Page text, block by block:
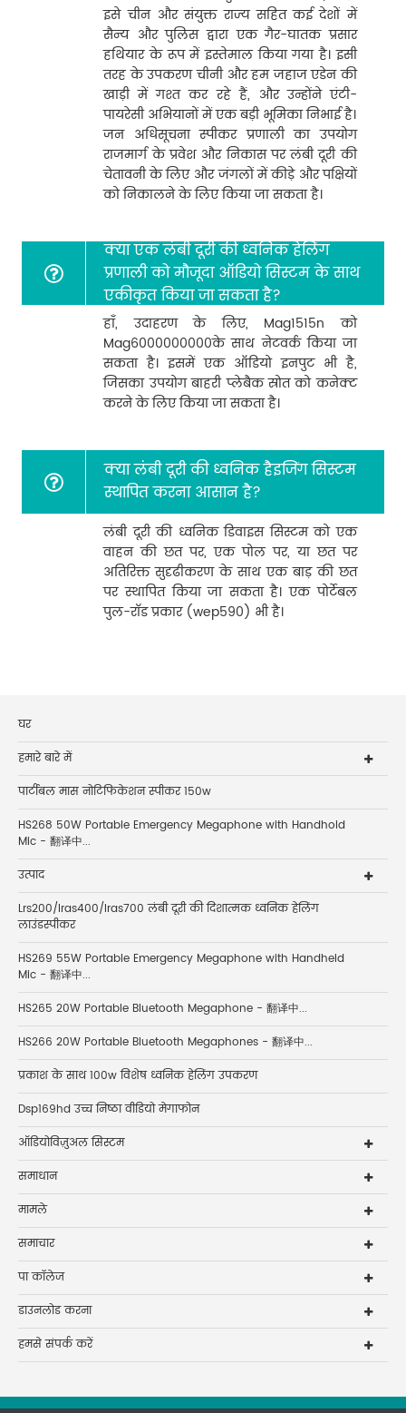
इसे चीन और संयुक्त राज्य सहित कई देशों में
सैन्य और पुलिस द्वारा एक गैर-घातक प्रसार
हथियार के रूप में इस्तेमाल किया गया है। इसी
तरह के उपकरण चीनी और हम जहाज एडेन की
खाड़ी में गश्त कर रहे हैं, और उन्होंने एंटी-
पायरेसी अभियानों में एक बड़ी भूमिका निभाई है।
जन अधिसूचना स्पीकर प्रणाली का उपयोग
राजमार्ग के प्रवेश और निकास पर लंबी दूरी की
चेतावनी के लिए और जंगलों में कीड़े और पक्षियों
को निकालने के लिए किया जा सकता है।
क्या एक लंबी दूरी की ध्वनिक हेलिंग
प्रणाली को मौजूदा ऑडियो सिस्टम के साथ
एकीकृत किया जा सकता है?
हाँ, उदाहरण के लिए, Mag1515n को
Mag6000000000के साथ नेटवर्क किया जा
सकता है। इसमें एक ऑडियो इनपुट भी है,
जिसका उपयोग बाहरी प्लेबैक स्रोत को कनेक्ट
करने के लिए किया जा सकता है।
क्या लंबी दूरी की ध्वनिक हैइजिंग सिस्टम
स्थापित करना आसान है?
लंबी दूरी की ध्वनिक डिवाइस सिस्टम को एक
वाहन की छत पर, एक पोल पर, या छत पर
अतिरिक्त सुदृढीकरण के साथ एक बाड़ की छत
पर स्थापित किया जा सकता है। एक पोर्टेबल
पुल-रॉड प्रकार (wep590) भी है।
घर
हमारे बारे में
पार्टीबल मास नोटिफिकेशन स्पीकर 150w
HS268 50W Portable Emergency Megaphone with Handhold
Mic - 翻译中...
उत्पाद
Lrs200/lras400/lras700 लंबी दूरी की दिशात्मक ध्वनिक हेलिंग
लाउंडस्पीकर
HS269 55W Portable Emergency Megaphone with Handheld
Mic - 翻译中...
HS265 20W Portable Bluetooth Megaphone - 翻译中...
HS266 20W Portable Bluetooth Megaphones - 翻译中...
प्रकाश के साथ 100w विशेष ध्वनिक हेलिंग उपकरण
Dsp169hd उच्च निष्ठा वीडियो मेगाफोन
ऑडियोविज़ुअल सिस्टम
समाधान
मामले
समाचार
पा कॉलेज
डाउनलोड करना
हमसे संपर्क करें